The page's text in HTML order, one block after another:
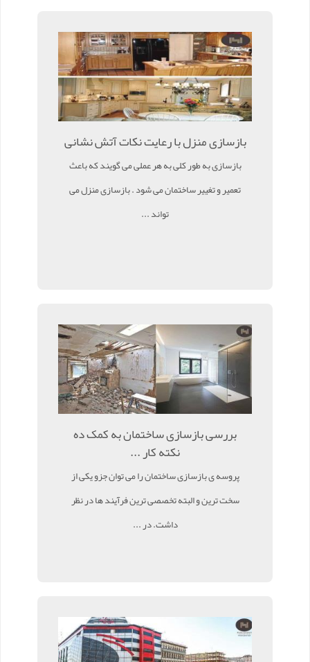
بازسازی منزل با رعایت نکات آتش نشانی
بازسازی به طور کلی به هر عملی می گویند که باعث
تعمیر و تغییر ساختمان می شود . بازسازی منزل می
تواند ...
بررسی بازسازی ساختمان به کمک ده
نکته کار ...
پروسه ی بازسازی ساختمان را می توان جزو یکی از
سخت ترین و البته تخصصی ترین فرآیند ها در نظر
داشت. در ...